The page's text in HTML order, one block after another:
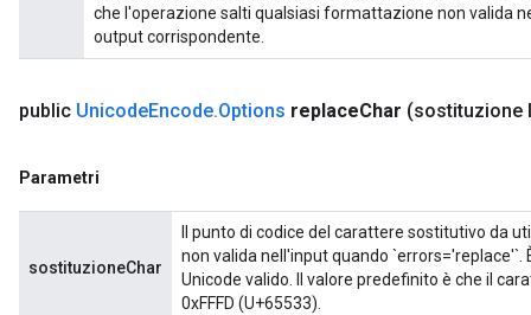
che l'operazione salti qualsiasi formattazione non valida
output corrispondente.
public UnicodeEncode.Options replaceChar (sostituzione
Parametri
sostituzioneChar
Il punto di codice del carattere sostitutivo da
non valida nell'input quando
Unicode valido. Il valore predefinito è che il
0xFFFD (U+65533).